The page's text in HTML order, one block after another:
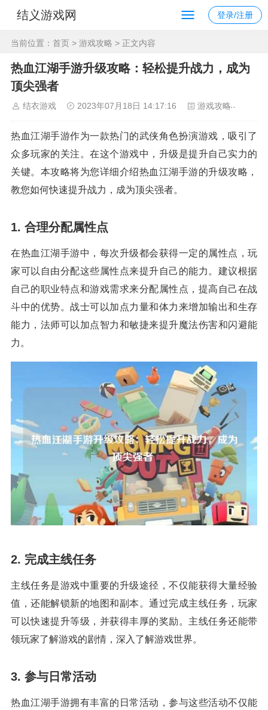
结义游戏网 登录/注册
当前位置： 首页 > 游戏攻略 > 正文内容
热血江湖手游升级攻略：轻松提升战力，成为
顶尖强者
结衣游戏 2023年07月18日 14:17:16 游戏攻略
热血江湖手游作为一款热门的武侠角色扮演游戏，吸引了
众多玩家的关注。在这个游戏中，升级是提升自己实力的
关键。本攻略将为您详细介绍热血江湖手游的升级攻略，
教您如何快速提升战力，成为顶尖强者。
1. 合理分配属性点
在热血江湖手游中，每次升级都会获得一定的属性点，玩
家可以自由分配这些属性点来提升自己的能力。建议根据
自己的职业特点和游戏需求来分配属性点，提高自己在战
斗中的优势。战士可以加点力量和体力来增加输出和生存
能力，法师可以加点智力和敏捷来提升魔法伤害和闪避能
力。
2. 完成主线任务
主线任务是游戏中重要的升级途径，不仅能获得大量经验
值，还能解锁新的地图和副本。通过完成主线任务，玩家
可以快速提升等级，并获得丰厚的奖励。主线任务还能带
领玩家了解游戏的剧情，深入了解游戏世界。
3. 参与日常活动
热血江湖手游拥有丰富的日常活动，参与这些活动不仅能